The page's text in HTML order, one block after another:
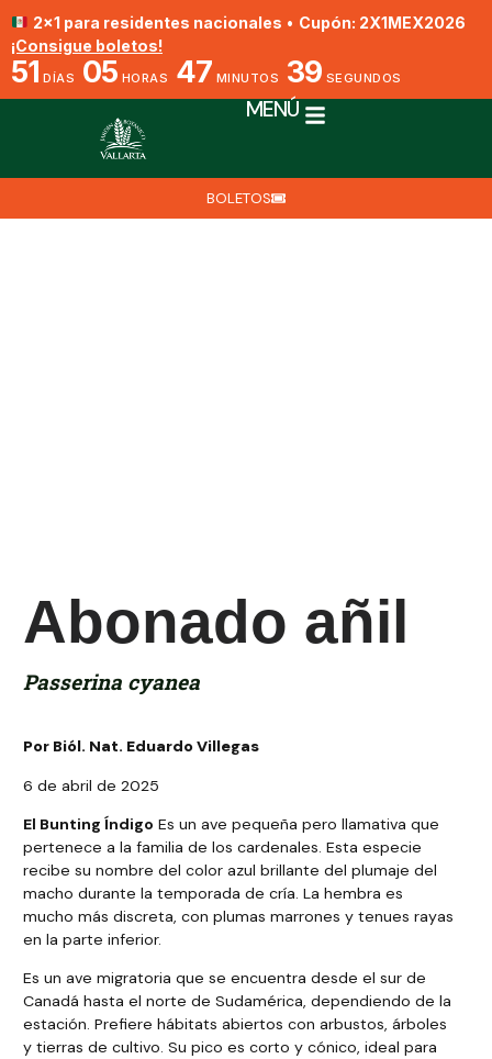
2x1 para residentes nacionales • Cupón: 2X1MEX2026
¡Consigue boletos!
51 DÍAS 05 HORAS 47 MINUTOS 38 SEGUNDOS
MENÚ
BOLETOS
Abonado añil
Passerina cyanea
Por Biól. Nat. Eduardo Villegas
6 de abril de 2025
El Bunting Índigo Es un ave pequeña pero llamativa que
pertenece a la familia de los cardenales. Esta especie
recibe su nombre del color azul brillante del plumaje del
macho durante la temporada de cría. La hembra es
mucho más discreta, con plumas marrones y tenues rayas
en la parte inferior.
Es un ave migratoria que se encuentra desde el sur de
Canadá hasta el norte de Sudamérica, dependiendo de la
estación. Prefiere hábitats abiertos con arbustos, árboles
y tierras de cultivo. Su pico es corto y cónico, ideal para